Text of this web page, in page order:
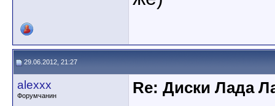
29.06.2012, 21:27
alexxx
Форумчанин
Re: Диски Лада